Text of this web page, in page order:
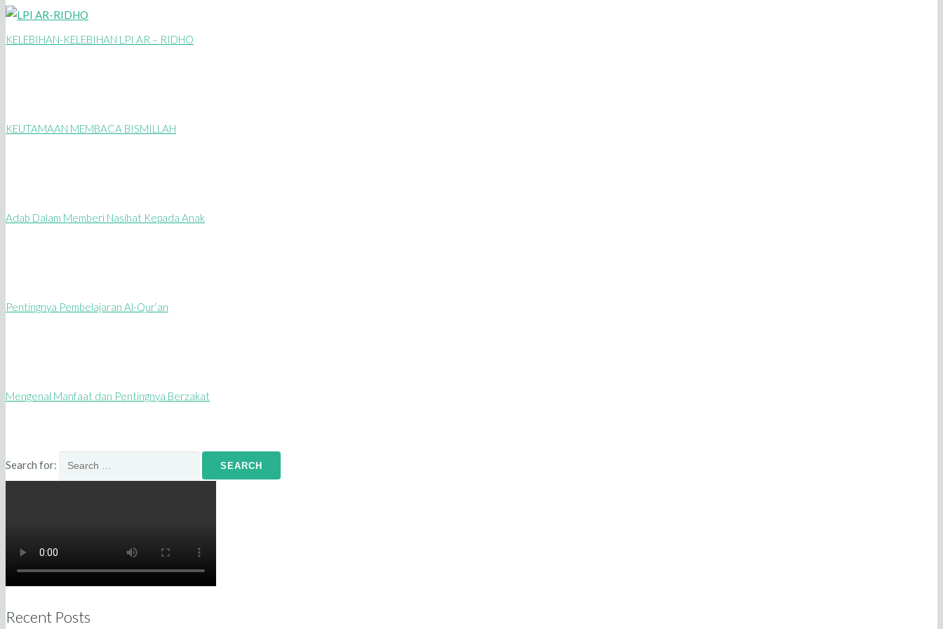
KELEBIHAN-KELEBIHAN LPI AR – RIDHO
KEUTAMAAN MEMBACA BISMILLAH
Adab Dalam Memberi Nasihat Kepada Anak
Pentingnya Pembelajaran Al-Qur’an
Mengenal Manfaat dan Pentingnya Berzakat
Search for:
Recent Posts